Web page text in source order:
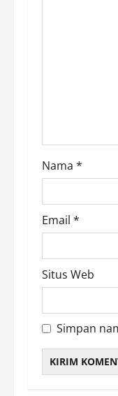
n
Nama *
Email *
Situs Web
Simpan